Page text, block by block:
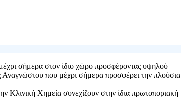
σήμερα στον ίδιο χώρο προσφέροντας υψηλού
Αναγνώστου που μέχρι σήμερα προσφέρει την πλούσια
Χημεία συνεχίζουν στην ίδια πρωτοποριακή